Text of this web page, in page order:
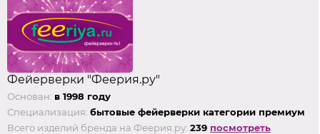
Фейерверки "Феерия.ру"
Основан: в 1998 году
Специализация: бытовые фейерверки категории премиум
Всего изделий бренда на Феерия.ру: 239 посмотреть